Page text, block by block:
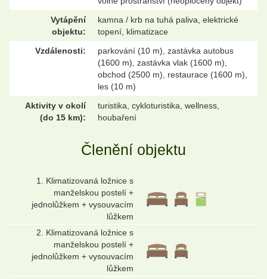
Vytápění
objektu:
kamna / krb na tuhá paliva, elektrické
topení, klimatizace
Vzdálenosti:
parkování (10 m), zastávka autobus
(1600 m), zastávka vlak (1600 m),
obchod (2500 m), restaurace (1600 m),
les (10 m)
Aktivity v okolí
(do 15 km):
turistika, cykloturistika, wellness,
houbaření
Členění objektu
1. Klimatizovaná ložnice s
manželskou postelí +
jednolůžkem + vysouvacím
lůžkem
2. Klimatizovaná ložnice s
manželskou postelí +
jednolůžkem + vysouvacím
lůžkem